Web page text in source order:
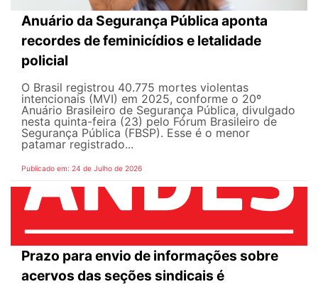
Anuário da Segurança Pública aponta
recordes de feminicídios e letalidade
policial
O Brasil registrou 40.775 mortes violentas
intencionais (MVI) em 2025, conforme o 20º
Anuário Brasileiro de Segurança Pública, divulgado
nesta quinta-feira (23) pelo Fórum Brasileiro de
Segurança Pública (FBSP). Esse é o menor
patamar registrado...
Publicado em: 24 de Julho de 2026
Prazo para envio de informações sobre
acervos das seções sindicais é